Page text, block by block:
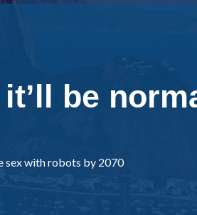
be
sex with robots by 2070